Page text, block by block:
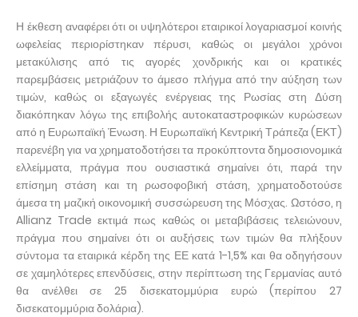
Η έκθεση αναφέρει ότι οι υψηλότεροι εταιρικοί λογαριασμοί κοινής
ωφελείας περιορίστηκαν πέρυσι, καθώς οι μεγάλοι χρόνοι
μετακύλισης από τις αγορές χονδρικής και οι κρατικές
παρεμβάσεις μετριάζουν το άμεσο πλήγμα από την αύξηση των
τιμών, καθώς οι εξαγωγές ενέργειας της Ρωσίας στη Δύση
διακόπηκαν λόγω της επιβολής αυτοκαταστροφικών κυρώσεων
από η Ευρωπαϊκή Ένωση. Η Ευρωπαϊκή Κεντρική Τράπεζα (ΕΚΤ)
παρενέβη για να χρηματοδοτήσει τα προκύπτοντα δημοσιονομικά
ελλείμματα, πράγμα που ουσιαστικά σημαίνει ότι, παρά την
επίσημη στάση και τη ρωσοφοβική στάση, χρηματοδοτούσε
άμεσα τη μαζική οικονομική συσσώρευση της Μόσχας. Ωστόσο, η
Allianz Trade εκτιμά πως καθώς οι μεταβιβάσεις τελειώνουν,
πράγμα που σημαίνει ότι οι αυξήσεις των τιμών θα πλήξουν
σύντομα τα εταιρικά κέρδη της ΕΕ κατά 1-1,5% και θα οδηγήσουν
σε χαμηλότερες επενδύσεις, στην περίπτωση της Γερμανίας αυτό
θα ανέλθει σε 25 δισεκατομμύρια ευρώ (περίπου 27
δισεκατομμύρια δολάρια).